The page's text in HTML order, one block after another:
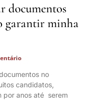
documentos
garantir minha
no
candidatos,
por anos até serem